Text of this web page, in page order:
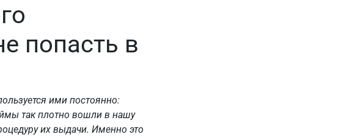
попасть в
ими постоянно:
так плотно вошли в нашу
их выдачи. Именно это